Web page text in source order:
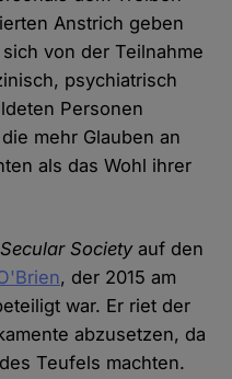
Anstrich geben
von der Teilnahme
psychiatrisch
Personen
mehr Glauben an
als das Wohl ihrer
Societyauf den
, der 2015 am
war. Er riet der
abzusetzen, da
Teufels machten.